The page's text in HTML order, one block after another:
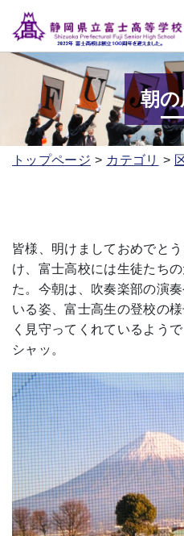
朝
トップページ カテゴリ
皆様、明けましておめでと
け、富士高校には生徒たち
た。今朝は、吹奏楽部の演
いる姿、富士高生の登校の
く見守ってくれているよう
シャッ。